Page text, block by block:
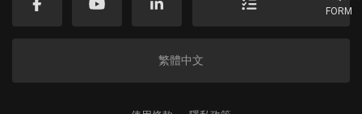
FORM
繁體中文